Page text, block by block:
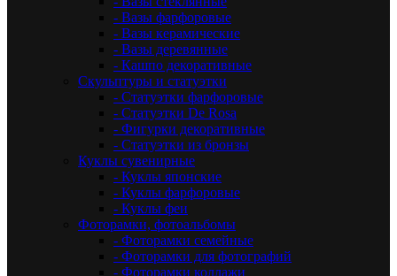
- Вазы фарфоровые
- Вазы керамические
- Вазы деревянные
- Кашпо декоративные
Скульптуры и статуэтки
- Статуэтки фарфоровые
- Статуэтки De Rosa
- Фигурки декоративные
- Статуэтки из бронзы
Куклы сувенирные
- Куклы японские
- Куклы фарфоровые
- Куклы феи
Фоторамки, фотоальбомы
- Фоторамки семейные
- Фоторамки для фотографий
- Фоторамки коллажи